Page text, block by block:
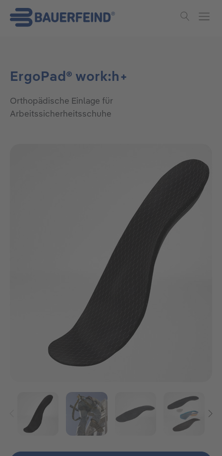
Skip to main content
ErgoPad® work:h+
Orthopädische Einlage für
Arbeitssicherheitsschuhe